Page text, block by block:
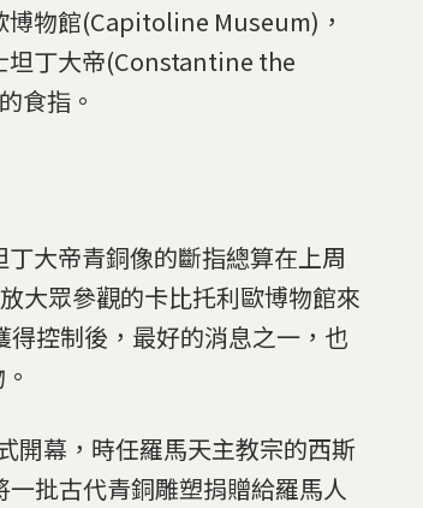
博物館(Capitoline Museum)，
丁大帝(Constantine the
食指。
大帝青銅像的斷指總算在上周
大眾參觀的卡比托利歐博物館來
控制後，最好的消息之一，也
開幕，時任羅馬天主教宗的西斯
批古代青銅雕塑捐贈給羅馬人